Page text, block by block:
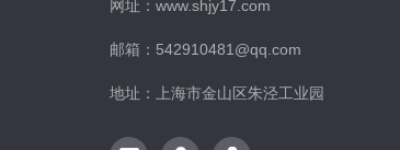
网址：www.shjy17.com
邮箱：542910481@qq.com
地址：上海市金山区朱泾工业园